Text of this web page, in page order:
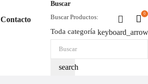
Contacto
0
Buscar
Buscar Productos:
Toda categoría
search